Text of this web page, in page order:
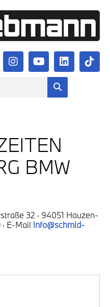
BMW
32 · 94051 Hau­zen­
· E-Mail info@schmid-